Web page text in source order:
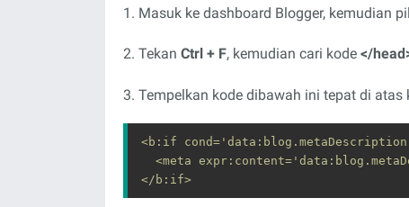
1. Masuk ke dashboard Blogger, kemudian
2. Tekan Ctrl + F, kemudian cari kode </
3. Tempelkan kode dibawah ini tepat di atas
<b:if
<meta